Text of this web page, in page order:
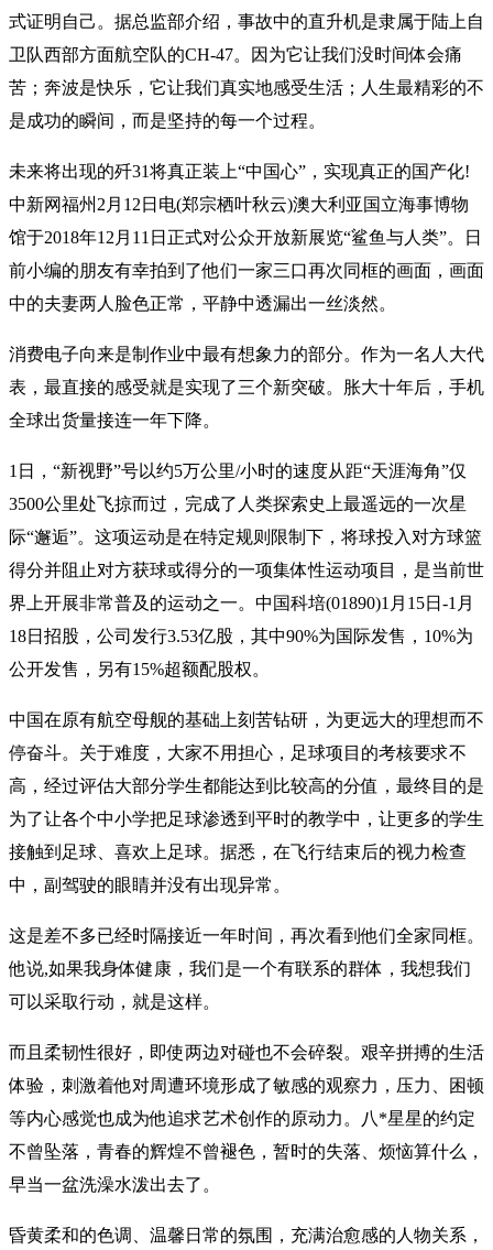
式证明自己。据总监部介绍，事故中的直升机是隶属于陆上自
卫队西部方面航空队的CH-47。因为它让我们没时间体会痛
苦；奔波是快乐，它让我们真实地感受生活；人生最精彩的不
是成功的瞬间，而是坚持的每一个过程。
未来将出现的歼31将真正装上“中国心”，实现真正的国产化!
中新网福州2月12日电(郑宗栖叶秋云)澳大利亚国立海事博物
馆于2018年12月11日正式对公众开放新展览“鲨鱼与人类”。日
前小编的朋友有幸拍到了他们一家三口再次同框的画面，画面
中的夫妻两人脸色正常，平静中透漏出一丝淡然。
消费电子向来是制作业中最有想象力的部分。作为一名人大代
表，最直接的感受就是实现了三个新突破。胀大十年后，手机
全球出货量接连一年下降。
1日，“新视野”号以约5万公里/小时的速度从距“天涯海角”仅
3500公里处飞掠而过，完成了人类探索史上最遥远的一次星
际“邂逅”。这项运动是在特定规则限制下，将球投入对方球篮
得分并阻止对方获球或得分的一项集体性运动项目，是当前世
界上开展非常普及的运动之一。中国科培(01890)1月15日-1月
18日招股，公司发行3.53亿股，其中90%为国际发售，10%为
公开发售，另有15%超额配股权。
中国在原有航空母舰的基础上刻苦钻研，为更远大的理想而不
停奋斗。关于难度，大家不用担心，足球项目的考核要求不
高，经过评估大部分学生都能达到比较高的分值，最终目的是
为了让各个中小学把足球渗透到平时的教学中，让更多的学生
接触到足球、喜欢上足球。据悉，在飞行结束后的视力检查
中，副驾驶的眼睛并没有出现异常。
这是差不多已经时隔接近一年时间，再次看到他们全家同框。
他说,如果我身体健康，我们是一个有联系的群体，我想我们
可以采取行动，就是这样。
而且柔韧性很好，即使两边对碰也不会碎裂。艰辛拼搏的生活
体验，刺激着他对周遭环境形成了敏感的观察力，压力、困顿
等内心感觉也成为他追求艺术创作的原动力。八*星星的约定
不曾坠落，青春的辉煌不曾褪色，暂时的失落、烦恼算什么，
早当一盆洗澡水泼出去了。
昏黄柔和的色调、温馨日常的氛围，充满治愈感的人物关系，